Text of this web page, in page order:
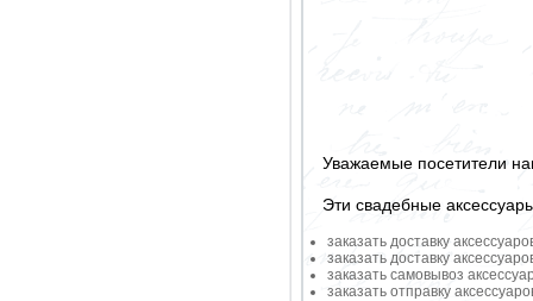
Уважаемые посетители
Эти свадебные
заказать доставку
заказать доставку
заказать самовывоз
заказать отправку